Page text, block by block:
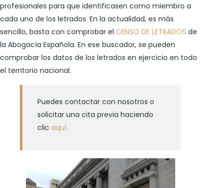
profesionales para que identificasen como miembro a
cada uno de los letrados. En la actualidad, es más
sencillo, basta con comprobar el CENSO DE LETRADOS de
la Abogacía Española. En ese buscador, se pueden
comprobar los datos de los letrados en ejercicio en todo
el territorio nacional.
Puedes contactar con nosotros o
solicitar una cita previa haciendo
clic aquí.